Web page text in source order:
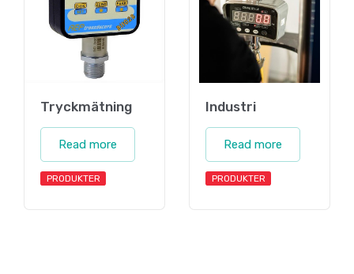
Tryckmätning
Read more
PRODUKTER
Industri
Read more
PRODUKTER